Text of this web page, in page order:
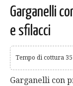
Garganelli
e sfilacci
Tempo di cottura
Garganelli con